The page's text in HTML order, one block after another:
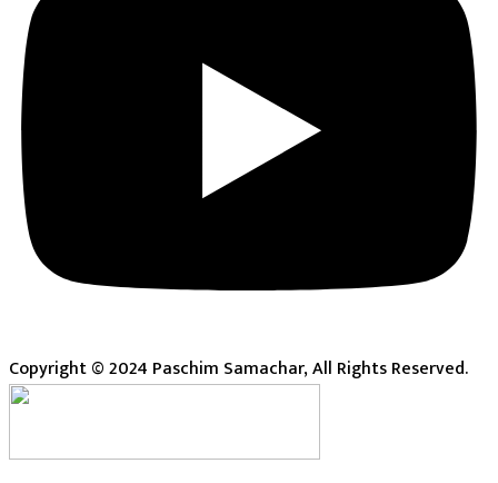
Copyright © 2024 Paschim Samachar, All Rights Reserved.